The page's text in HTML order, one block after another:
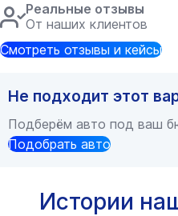
Реальные отзывы
От наших клиентов
Смотреть отзывы и кейсы
Не подходит этот
Подберём авто под ваш
Подобрать авто
Истории